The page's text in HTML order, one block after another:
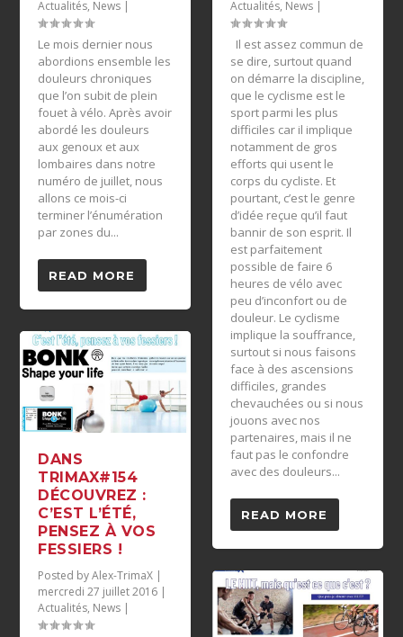
Actualités, News |
Le mois dernier nous
abordions ensemble les
douleurs chroniques
que l’on subit de plein
fouet à vélo. Après avoir
abordé les douleurs
aux genoux et aux
lombaires dans notre
numéro de juillet, nous
allons ce mois-ci
terminer l’énumération
par zones du...
READ MORE
DANS
TRIMAX#154
DÉCOUVREZ :
C’EST L’ÉTÉ,
PENSEZ À VOS
FESSIERS !
Posted byAlex-TrimaX |
mercredi 27 juillet 2016 |
Actualités, News |
Actualités, News |
Il est assez commun de
se dire, surtout quand
on démarre la discipline,
que le cyclisme est le
sport parmi les plus
difficiles car il implique
notamment de gros
efforts qui usent le
corps du cycliste. Et
pourtant, c’est le genre
d’idée reçue qu’il faut
bannir de son esprit. Il
est parfaitement
possible de faire 6
heures de vélo avec
peu d’inconfort ou de
douleur. Le cyclisme
implique la souffrance,
surtout si nous faisons
face à des ascensions
difficiles, grandes
chevauchées ou si nous
jouons avec nos
partenaires, mais il ne
faut pas le confondre
avec des douleurs...
READ MORE